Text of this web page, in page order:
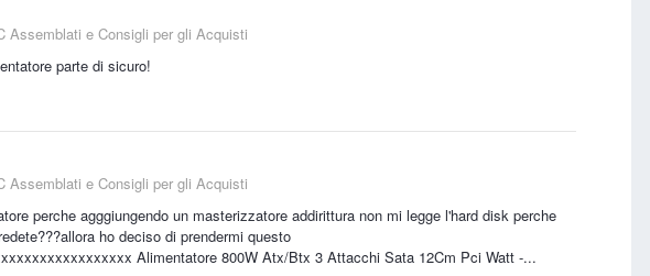
Assemblati e Consigli per gli Acquisti
parte di sicuro!
Assemblati e Consigli per gli Acquisti
perche agggiungendo un masterizzatore addirittura non mi legge l'hard disk perche
ho deciso di prendermi questo
Alimentatore 800W Atx/Btx 3 Attacchi Sata 12Cm Pci Watt -...